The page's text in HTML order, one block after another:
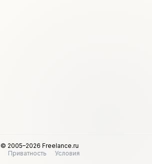
© 2005–2026 Freelance.ru
Приватность
Условия